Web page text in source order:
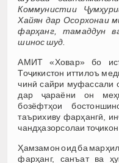
Коммунистии
Хайян дар Осорхонаи
фарҳанг, тамаддун
шинос шуд.
АМИТ «Ховар» бо
Тоҷикистон иттилоъ
чинӣ сайри муфассали
дар ҷараёни он
бозёфтҳои
таърихиву фарҳангӣ,
чандҳазорсолаи
Ҳамзамон оид ба
фарҳанг, санъат ва